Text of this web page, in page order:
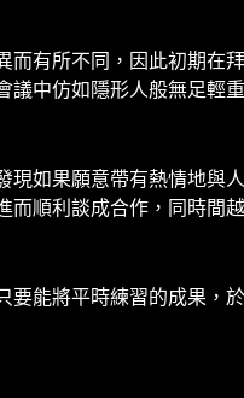
有所不同，因此初期
中仿如隱形人般無足輕重
如果願意帶有熱情地
順利談成合作，同時間
能將平時練習的成果，